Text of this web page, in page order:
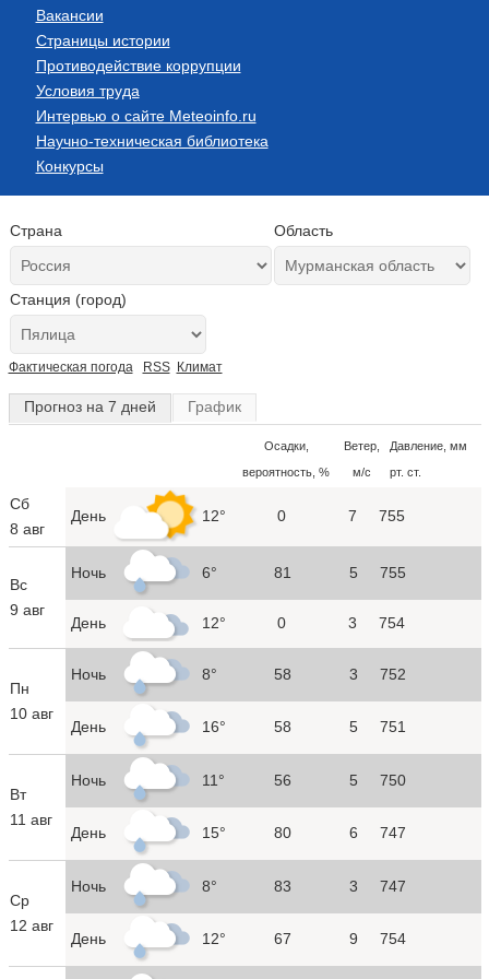
Вакансии
Страницы истории
Противодействие коррупции
Условия труда
Интервью о сайте Meteoinfo.ru
Научно-техническая библиотека
Конкурсы
Страна Область
Станция (город)
Фактическая погода RSS Климат
Прогноз на 7 дней График
Осадки,
вероятность, %
Ветер,
м/с
Давление, мм
рт. ст.
Сб
8 авг
День 12° 0 7 755
Вс
9 авг
Ночь 6° 81 5 755
День 12° 0 3 754
Пн
10 авг
Ночь 8° 58 3 752
День 16° 58 5 751
Вт
11 авг
Ночь 11° 56 5 750
День 15° 80 6 747
Ср
12 авг
Ночь 8° 83 3 747
День 12° 67 9 754